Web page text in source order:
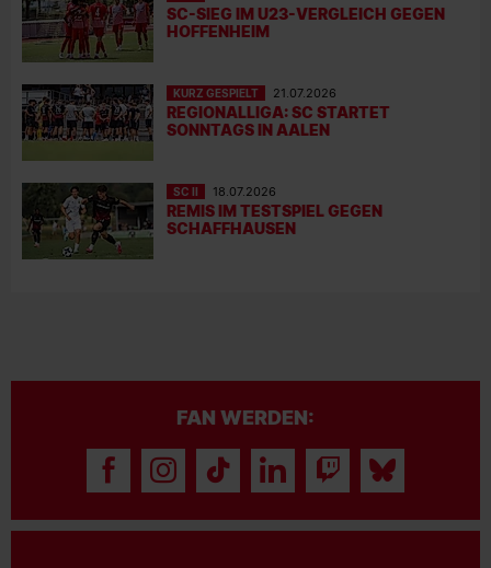
SC-SIEG IM U23-VERGLEICH GEGEN
HOFFENHEIM
KURZ GESPIELT 21.07.2026
REGIONALLIGA: SC STARTET
SONNTAGS IN AALEN
SC II 18.07.2026
REMIS IM TESTSPIEL GEGEN
SCHAFFHAUSEN
FAN WERDEN: